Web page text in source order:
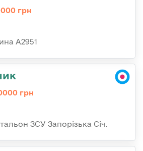
грн
А2951
грн
ЗСУ Запорізька Січ.